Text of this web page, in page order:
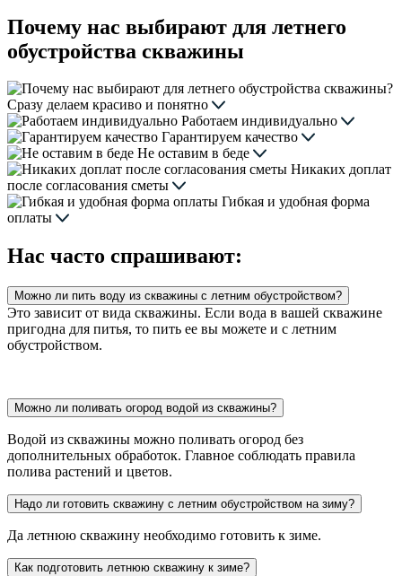
Почему нас выбирают для летнего
обустройства скважины
Сразу делаем красиво и понятно
Работаем индивидуально
Гарантируем качество
Не оставим в беде
Никаких доплат
после согласования сметы
Гибкая и удобная форма
оплаты
Нас часто спрашивают:
Можно ли пить воду из скважины с летним обустройством?
Это зависит от вида скважины. Если вода в вашей скважине
пригодна для питья, то пить ее вы можете и с летним
обустройством.
Можно ли поливать огород водой из скважины?
Водой из скважины можно поливать огород без
дополнительных обработок. Главное соблюдать правила
полива растений и цветов.
Надо ли готовить скважину с летним обустройством на зиму?
Да летнюю скважину необходимо готовить к зиме.
Как подготовить летнюю скважину к зиме?